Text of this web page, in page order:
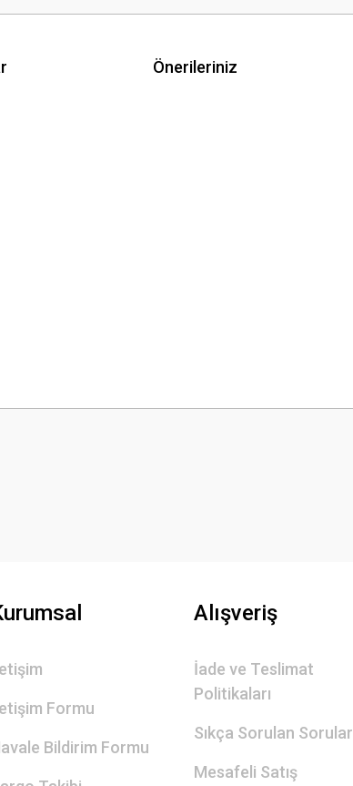
Önerileriniz
Formu
Bildirim Formu
Alışveriş
İade ve Teslimat
Politikaları
Sıkça Sorulan Sorular
Mesafeli Satış